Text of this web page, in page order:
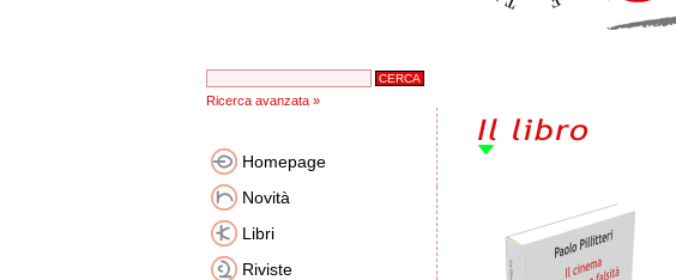
Ricerca avanzata »
Homepage
Novità
Libri
Riviste